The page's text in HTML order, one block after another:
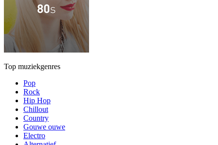
Top muziekgenres
Pop
Rock
Hip Hop
Chillout
Country
Gouwe ouwe
Electro